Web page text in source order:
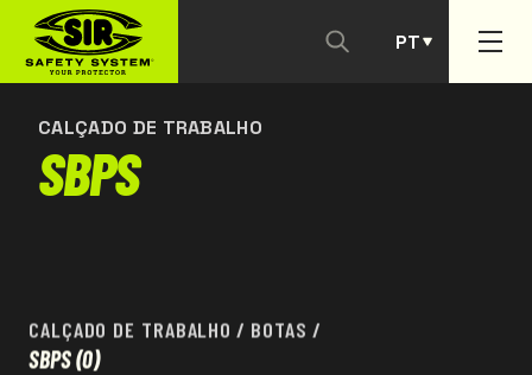
PT
ES
CALÇADO DE TRABALHO
SBPS
CALÇADO DE TRABALHO / BOTAS /
SBPS(0)
CONTACTAR-NOS